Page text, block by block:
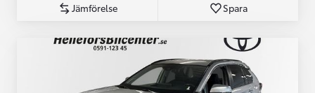
Jämförelse Spara